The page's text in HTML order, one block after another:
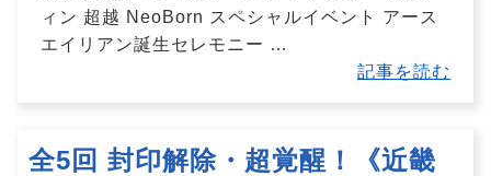
ィン 超越 NeoBorn スペシャルイベント アース
エイリアン誕生セレモニー …
記事を読む
全5回 封印解除・超覚醒！《近畿